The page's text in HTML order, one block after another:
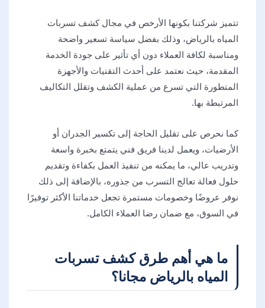
تتميز شركتنا بكونها الأرخص في مجال كشف تسربات
المياه بالرياض، وذلك بفضل سياسة تسعير واضحة
ومناسبة لكافة العملاء دون أي تأثير على جودة الخدمة
المقدمة، حيث نعتمد على أحدث التقنيات والأجهزة
المتطورة التي تسرع من عملية الكشف وتقلل التكاليف
المرتبطة بها.
كما نحرص على تقليل الحاجة إلى تكسير الجدران أو
الأرضيات، ويعمل لدينا فريق فني يتمتع بخبرة واسعة
وتدريب عالي، ما يمكنه من تنفيذ العمل بكفاءة وتقديم
حلول فعالة تعالج التسرب من جذوره، بالإضافة إلى ذلك
نوفر عروضًا وخصومات مستمرة تجعل خدماتنا الأكثر توفيرًا
في السوق، مع ضمان رضا العملاء الكامل.
ما هي أهم طرق كشف تسربات
المياه بالرياض مجانا؟